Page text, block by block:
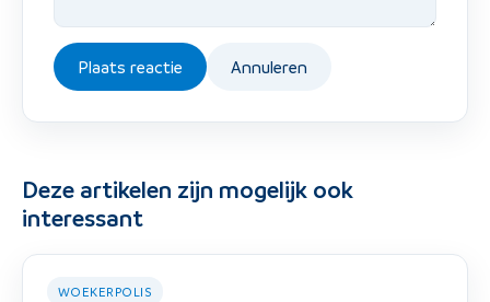
Plaats reactie Annuleren
Deze artikelen zijn mogelijk ook
interessant
WOEKERPOLIS